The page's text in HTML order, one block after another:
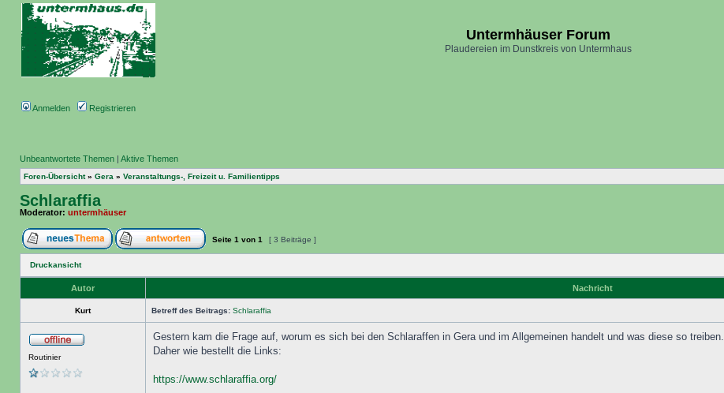
Untermhäuser Forum
Plaudereien im Dunstkreis von Untermhaus
Anmelden Registrieren
Unbeantwortete Themen | Aktive Themen
Foren-Übersicht» Gera » Veranstaltungs-, Freizeit u. Familientipps
Schlaraffia
Moderator: untermhäuser
Seite 1 von 1 [ 3 Beiträge ]
Druckansicht
Autor Nachricht
Kurt Betreff des Beitrags: Schlaraffia
Routinier
Gestern kam die Frage auf, worum es sich bei den Schlaraffen in Gera und im Allgemeinen handelt und was diese so treiben.
Daher wie bestellt die Links:
https://www.schlaraffia.org/